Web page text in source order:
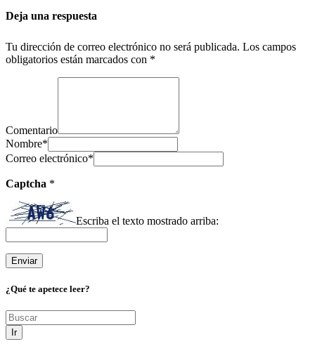
Deja una respuesta
Tu dirección de correo electrónico no será publicada. Los campos
obligatorios están marcados con *
Comentario
Nombre*
Correo electrónico*
Captcha *
Escriba el texto mostrado arriba:
¿Qué te apetece leer?
Ir